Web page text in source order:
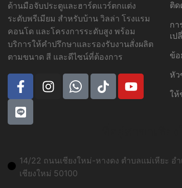
ด้านมือจับประตูและฮาร์ดแวร์ตกแต่ง
ระดับพรีเมียม สำหรับบ้าน วิลล่า โรงแรม
คอนโด และโครงการระดับสูง พร้อม
บริการให้คำปรึกษาและรองรับงานสั่งผลิต
ตามขนาด สี และดีไซน์ที่ต้องการ
ติ
กา
เป
ข้อ
หัว
ให้
14/22 ถนนเชียงใหม่-หางดง ตำบลแม่เหียะ อำ
เชียงใหม่ 50100